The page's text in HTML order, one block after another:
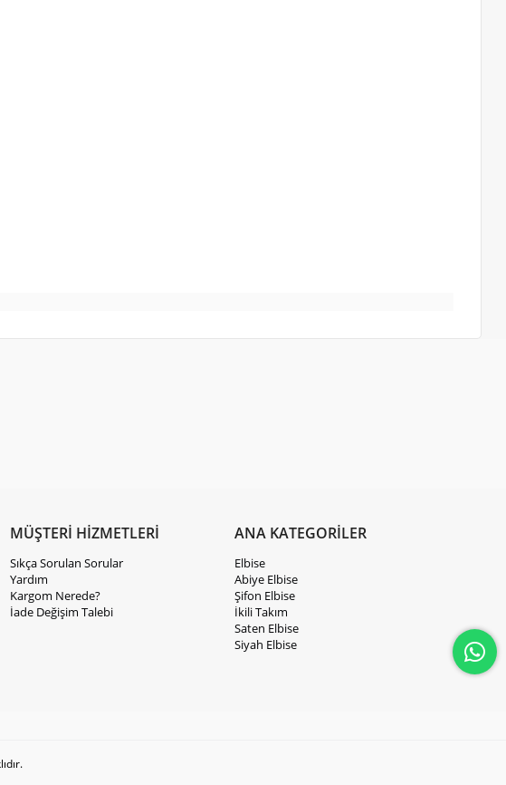
MÜŞTERİ HİZMETLERİ
Sıkça Sorulan Sorular
Yardım
Kargom Nerede?
İade Değişim Talebi
ANA KATEGORİLER
Elbise
Abiye Elbise
Şifon Elbise
İkili Takım
Saten Elbise
Siyah Elbise